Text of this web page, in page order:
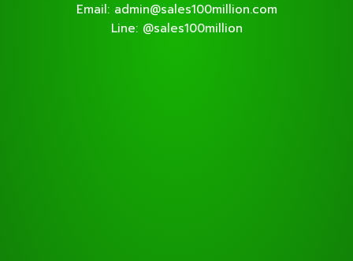
Email: admin@sales100million.com
Line: @sales100million